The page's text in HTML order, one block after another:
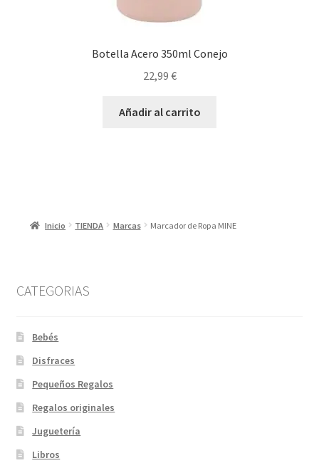
Botella Acero 350ml Conejo
22,99 €
Añadir al carrito
Inicio TIENDA Marcas Marcador de Ropa MINE
CATEGORIAS
Bebés
Disfraces
Pequeños Regalos
Regalos originales
Juguetería
Libros